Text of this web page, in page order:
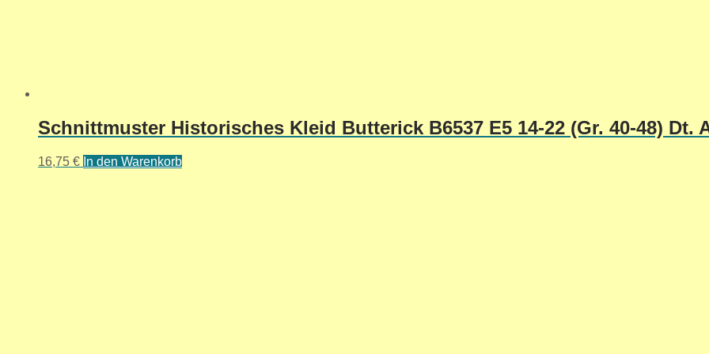
Schnittmuster Historisches Kleid Butterick B6537 E5 14-22 (Gr. 40-48) Dt.
16,75 € In den Warenkorb